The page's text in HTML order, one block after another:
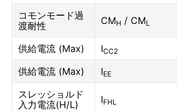
コモンモード過
渡耐性
CMH / CML
供給電流 (Max) ICC2
供給電流 (Max)
IEE
スレッショルド
入力電流(H/L)
IFHL